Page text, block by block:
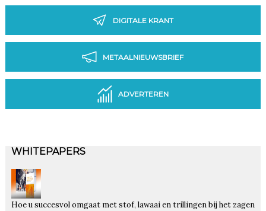
DIGITALE KRANT
METAALNIEUWSBRIEF
ADVERTEREN
WHITEPAPERS
Hoe u succesvol omgaat met stof, lawaai en trillingen bij het zagen